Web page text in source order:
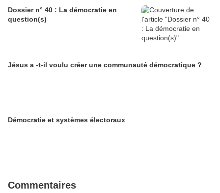
Dossier n° 40 : La démocratie en
question(s)
Jésus a -t-il voulu créer une communauté démocratique ?
Démocratie et systèmes électoraux
Commentaires